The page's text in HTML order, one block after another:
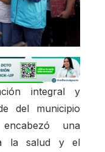
integral y
del municipio
una
a la salud y el